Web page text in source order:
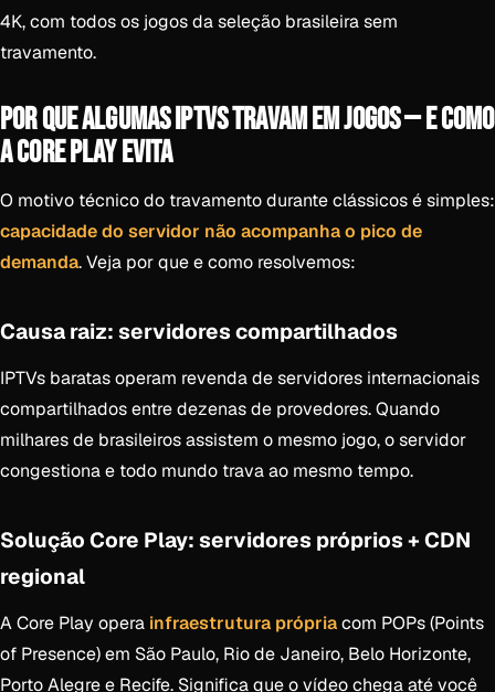
4K, com todos os jogos da seleção brasileira sem
travamento.
POR QUE ALGUMAS IPTVS TRAVAM EM JOGOS — E COMO
A CORE PLAY EVITA
O motivo técnico do travamento durante clássicos é simples:
capacidade do servidor não acompanha o pico de
demanda. Veja por que e como resolvemos:
Causa raiz: servidores compartilhados
IPTVs baratas operam revenda de servidores internacionais
compartilhados entre dezenas de provedores. Quando
milhares de brasileiros assistem o mesmo jogo, o servidor
congestiona e todo mundo trava ao mesmo tempo.
Solução Core Play: servidores próprios + CDN
regional
A Core Play opera infraestrutura própriacom POPs (Points
of Presence) em São Paulo, Rio de Janeiro, Belo Horizonte,
Porto Alegre e Recife. Significa que o vídeo chega até você